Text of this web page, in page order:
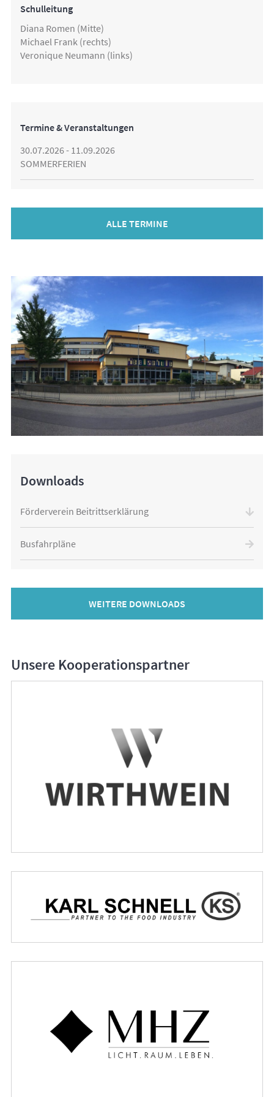
Schulleitung
Diana Romen (Mitte)
Michael Frank (rechts)
Veronique Neumann (links)
Termine & Veranstaltungen
30.07.2026 - 11.09.2026
SOMMERFERIEN
ALLE TERMINE
Downloads
Förderverein Beitrittserklärung
Busfahrpläne
WEITERE DOWNLOADS
Unsere Kooperationspartner